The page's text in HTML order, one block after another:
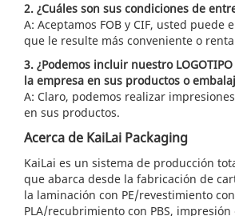
2. ¿Cuáles son sus condiciones de
A: Aceptamos FOB y CIF, usted puede
que le resulte más conveniente o
3. ¿Podemos incluir nuestro
la empresa en sus productos o
A: Claro, podemos realizar
en sus productos.
Acerca de KaiLai Packaging
KaiLai es un sistema de producción
que abarca desde la fabricación de
la laminación con PE/revestimiento con
PLA/recubrimiento con PBS, impresión